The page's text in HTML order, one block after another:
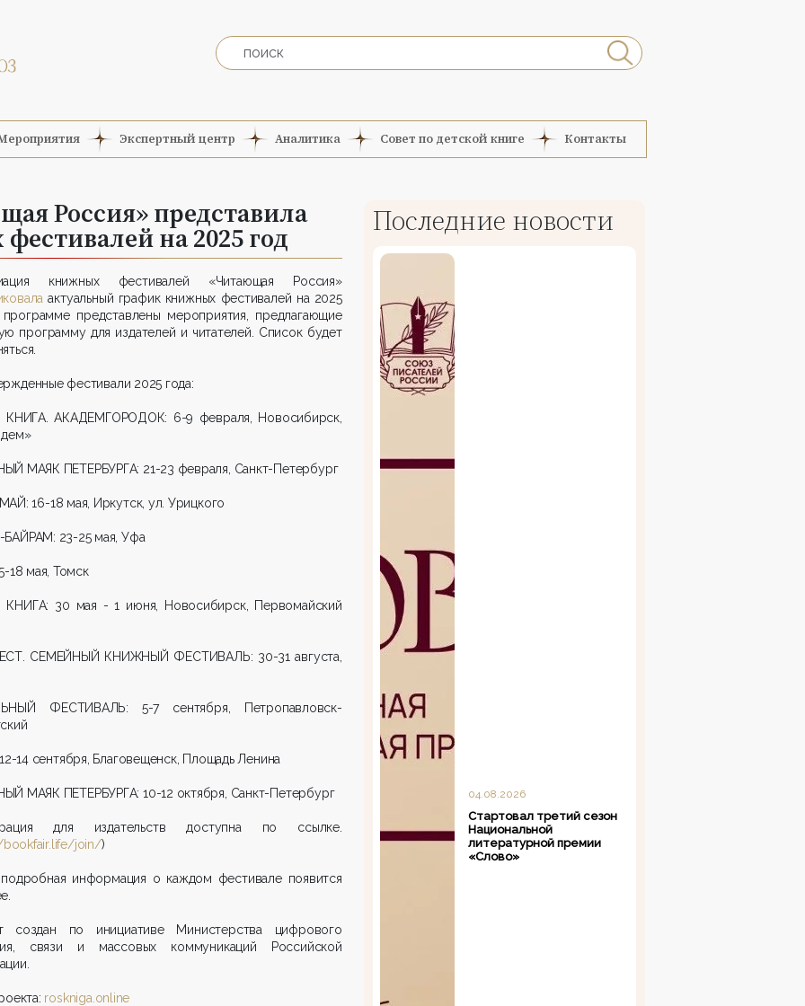
Экспертный центр Аналитика Совет по детской книге Контакты
Россия» представила
на 2025 год
книжных фестивалей «Читающая Россия»
актуальный график книжных фестивалей на 2025
представлены мероприятия, предлагающие
программу для издателей и читателей. Список будет
фестивали 2025 года:
КНИГА. АКАДЕМГОРОДОК: 6-9 февраля, Новосибирск,
МАЯК ПЕТЕРБУРГА: 21-23 февраля, Санкт-Петербург
16-18 мая, Иркутск, ул. Урицкого
23-25 мая, Уфа
18 мая, Томск
КНИГА: 30 мая - 1 июня, Новосибирск, Первомайский
СЕМЕЙНЫЙ КНИЖНЫЙ ФЕСТИВАЛЬ: 30-31 августа,
ФЕСТИВАЛЬ: 5-7 сентября, Петропавловск-
14 сентября, Благовещенск, Площадь Ленина
МАЯК ПЕТЕРБУРГА: 10-12 октября, Санкт-Петербург
для издательств доступна по ссылке.
bookfair.life/join/)
информация о каждом фестивале появится
создан по инициативе Министерства цифрового
связи и массовых коммуникаций Российской
roskniga.online
Последние новости
04.08.2026
Стартовал третий сезон
Национальной
литературной премии
«Слово»